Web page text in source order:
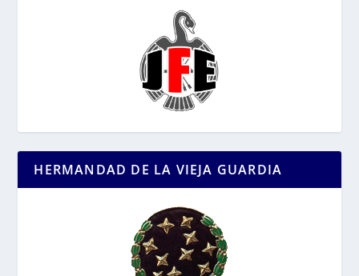
HERMANDAD DE LA VIEJA GUARDIA